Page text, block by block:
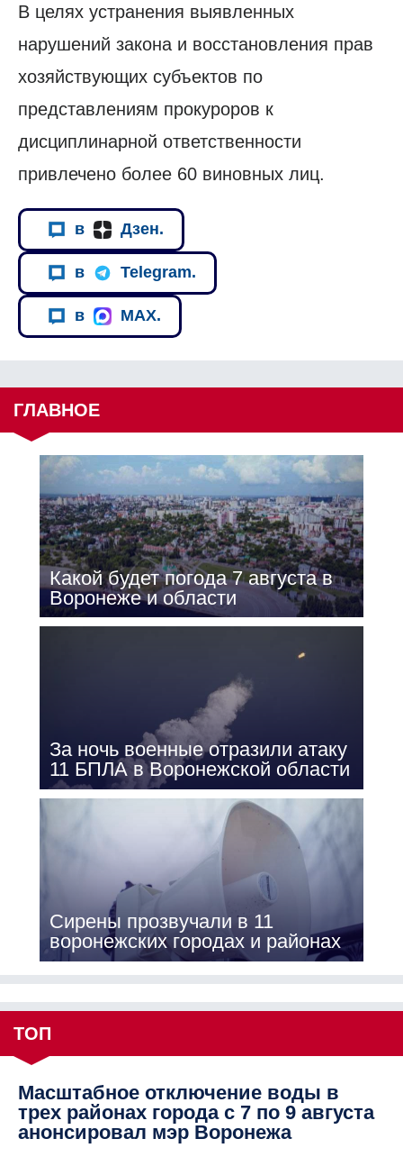
В целях устранения выявленных
нарушений закона и восстановления прав
хозяйствующих субъектов по
представлениям прокуроров к
дисциплинарной ответственности
привлечено более 60 виновных лиц.
в Дзен.
в Telegram.
в MAX.
ГЛАВНОЕ
Какой будет погода 7 августа в
Воронеже и области
За ночь военные отразили атаку
11 БПЛА в Воронежской области
Сирены прозвучали в 11
воронежских городах и районах
ТОП
Масштабное отключение воды в
трех районах города с 7 по 9 августа
анонсировал мэр Воронежа